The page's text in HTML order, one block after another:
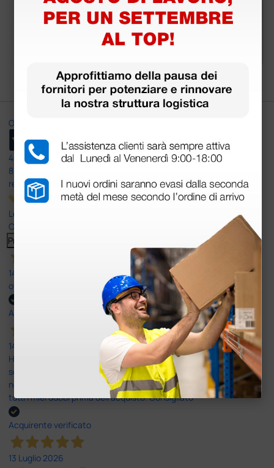
620,00 € 490,00 €
(Prezzo i.e.)
Ottimo
4,6
/5
8.330
recensioni
Le nostre recensioni a 4 e 5 stelle.
Clicca qui per leggerle tutte >
Precedente
14 Luglio 2026
ottima
Acquirente verificato
14 Luglio 2026
Ho acquistato un ecografo da Doctor Shop e sono rimasto molto
soddisfatto dell'esperienza. Apparecchiatura di qualità, consegna
nei tempi previsti e un servizio clienti disponibile che ha risposto a
tutti i miei dubbi prima dell'acquisto. Consigliato
Acquirente verificato
13 Luglio 2026